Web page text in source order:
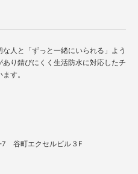
人と「ずっと一緒にいられる」よう
り錆びにくく生活防水に対応したチ
す。
7 谷町エクセルビル３F